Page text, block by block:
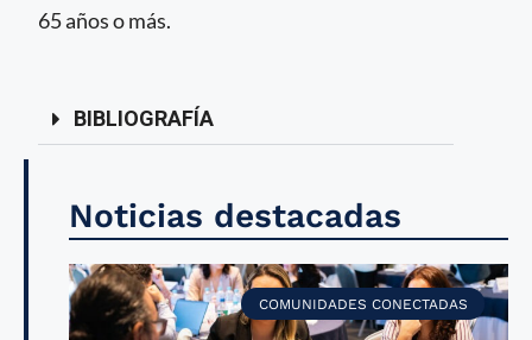
65 años o más.
BIBLIOGRAFÍA
Noticias destacadas
COMUNIDADES CONECTADAS